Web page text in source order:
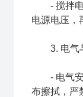
- 搅拌电
电源电压，
3. 电气
- 电气安
布擦拭，严